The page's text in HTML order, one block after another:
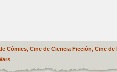
Cómics, Cine de Ciencia Ficción Cine de
.